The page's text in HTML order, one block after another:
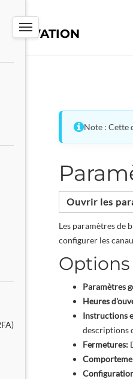
Note : Cette
Ouvrir les
Les paramètres de
configurer les
Paramètres
Heures
Instructions
descriptions
Fermetures: